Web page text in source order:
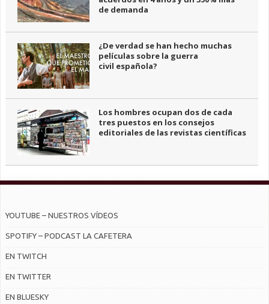
de demanda
¿De verdad se han hecho muchas
películas sobre la guerra
civil española?
Los hombres ocupan dos de cada
tres puestos en los consejos
editoriales de las revistas científicas
YOUTUBE – NUESTROS VÍDEOS
SPOTIFY – PODCAST LA CAFETERA
EN TWITCH
EN TWITTER
EN BLUESKY